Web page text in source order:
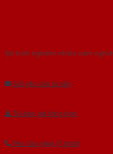
Với kinh nghiệm nhiêu năm
Âu.Chúng tôi tự tin là nhà sản
Gửi yêu cầu tư vấn
Tải báo giá tổng hợp
Yêu cầu gọi lại (3 phút)